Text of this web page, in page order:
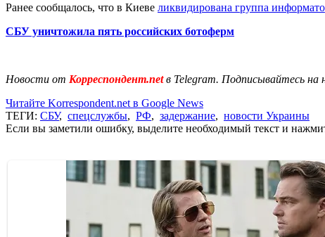
Ранее сообщалось, что в Киеве ликвидирована группа
СБУ уничтожила пять российских ботоферм
Новости от Корреспондент.netв Telegram. Подписывайтесь на
Читайте Korrespondent.net в Google News
ТЕГИ: СБУ, спецслужбы, РФ, задержание, новости Украины
Если вы заметили ошибку, выделите необходимый текст и